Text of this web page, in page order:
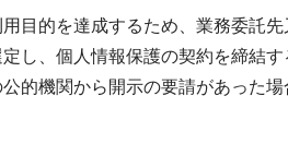
目的を達成するため、業務委託
し、個人情報保護の契約を締結
的機関から開示の要請があった